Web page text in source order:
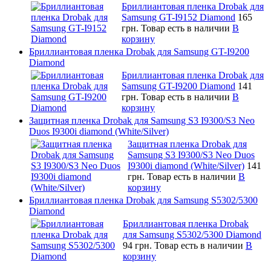
Бриллиантовая пленка Drobak для
Samsung GT-I9152 Diamond 165
грн. Товар есть в наличии В
корзину
Бриллиантовая пленка Drobak для Samsung GT-I9200
Diamond
Бриллиантовая пленка Drobak для
Samsung GT-I9200 Diamond 141
грн. Товар есть в наличии В
корзину
Защитная пленка Drobak для Samsung S3 I9300/S3 Neo
Duos I9300i diamond (White/Silver)
Защитная пленка Drobak для
Samsung S3 I9300/S3 Neo Duos
I9300i diamond (White/Silver) 141
грн. Товар есть в наличии В
корзину
Бриллиантовая пленка Drobak для Samsung S5302/5300
Diamond
Бриллиантовая пленка Drobak
для Samsung S5302/5300 Diamond
94 грн. Товар есть в наличии В
корзину